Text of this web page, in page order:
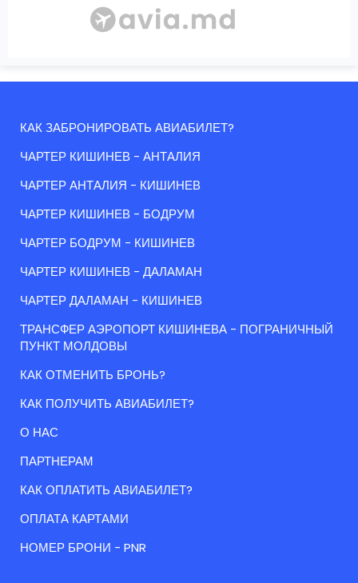
КАК ЗАБРОНИРОВАТЬ АВИАБИЛЕТ?
ЧАРТЕР КИШИНЕВ - АНТАЛИЯ
ЧАРТЕР АНТАЛИЯ - КИШИНЕВ
ЧАРТЕР КИШИНЕВ - БОДРУМ
ЧАРТЕР БОДРУМ - КИШИНЕВ
ЧАРТЕР КИШИНЕВ - ДАЛАМАН
ЧАРТЕР ДАЛАМАН - КИШИНЕВ
ТРАНСФЕР АЭРОПОРТ КИШИНЕВА - ПОГРАНИЧНЫЙ
ПУНКТ МОЛДОВЫ
КАК ОТМЕНИТЬ БРОНЬ?
КАК ПОЛУЧИТЬ АВИАБИЛЕТ?
О НАС
ПАРТНЕРАМ
КАК ОПЛАТИТЬ АВИАБИЛЕТ?
ОПЛАТА КАРТАМИ
НОМЕР БРОНИ - PNR